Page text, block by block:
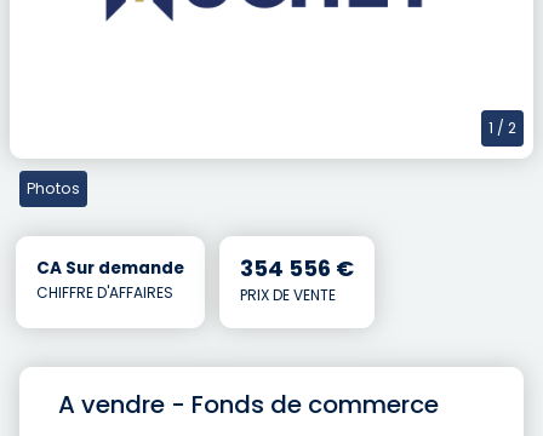
1 / 2
Photos
CA Sur demande
CHIFFRE D'AFFAIRES
354 556 €
PRIX DE VENTE
A vendre - Fonds de commerce